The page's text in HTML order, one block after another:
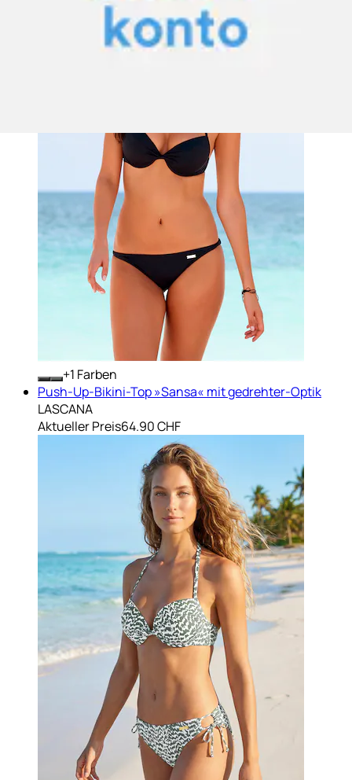
+ Farben
Push-Up-Bikini-Top »Sansa« mit gedrehter-Optik
LASCANA
Aktueller Preis64.90 CHF